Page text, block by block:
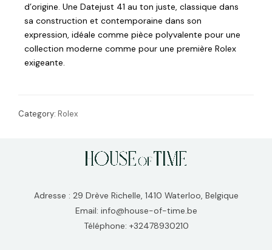
d’origine. Une Datejust 41 au ton juste, classique dans
sa construction et contemporaine dans son
expression, idéale comme pièce polyvalente pour une
collection moderne comme pour une première Rolex
exigeante.
Category: Rolex
Adresse : 29 Drève Richelle, 1410 Waterloo, Belgique
Email: info@house-of-time.be
Téléphone: +32478930210